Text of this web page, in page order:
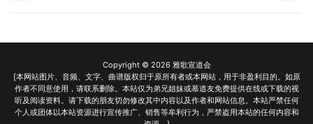
Copyright © 2026 雅歌宣道会
[本网站图片、音频、文字、曲谱版权归于原所有者或本网站，用于非盈利目的。如原
作者不同意使用，请联系删除。本站仅为弟兄姐妹或慕道友免费提供在线或下载的视
听及阅读资料。请下载的朋友切勿修改其中内容以及作者和网站信息。本站严禁任何
个人或团体以本站资源进行宣传推广、销售等牟利行为，严禁盗用本站的任何内容和